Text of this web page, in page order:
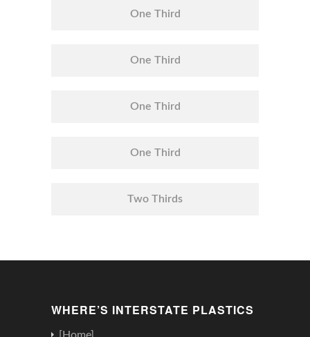
One Third
One Third
One Third
One Third
Two Thirds
WHERE’S INTERSTATE PLASTICS